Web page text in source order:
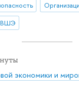
ВШЭ
экономики и